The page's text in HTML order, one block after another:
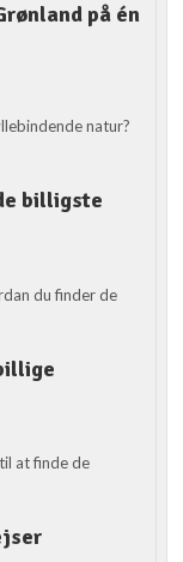
på én
natur?
billigste
du finder de
at finde de